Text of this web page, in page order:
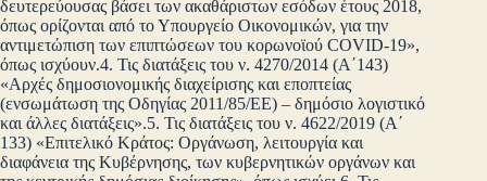
δευτερεύουσας βάσει των ακαθάριστων εσόδων έτους 2018,
όπως ορίζονται από το Υπουργείο Οικονομικών, για την
αντιμετώπιση των επιπτώσεων του κορωνοϊού COVID-19»,
όπως ισχύουν.4. Τις διατάξεις του ν. 4270/2014 (Α΄143)
«Αρχές δημοσιονομικής διαχείρισης και εποπτείας
(ενσωμάτωση της Οδηγίας 2011/85/ΕΕ) – δημόσιο λογιστικό
και άλλες διατάξεις».5. Τις διατάξεις του ν. 4622/2019 (Α΄
133) «Επιτελικό Κράτος: Οργάνωση, λειτουργία και
διαφάνεια της Κυβέρνησης, των κυβερνητικών οργάνων και